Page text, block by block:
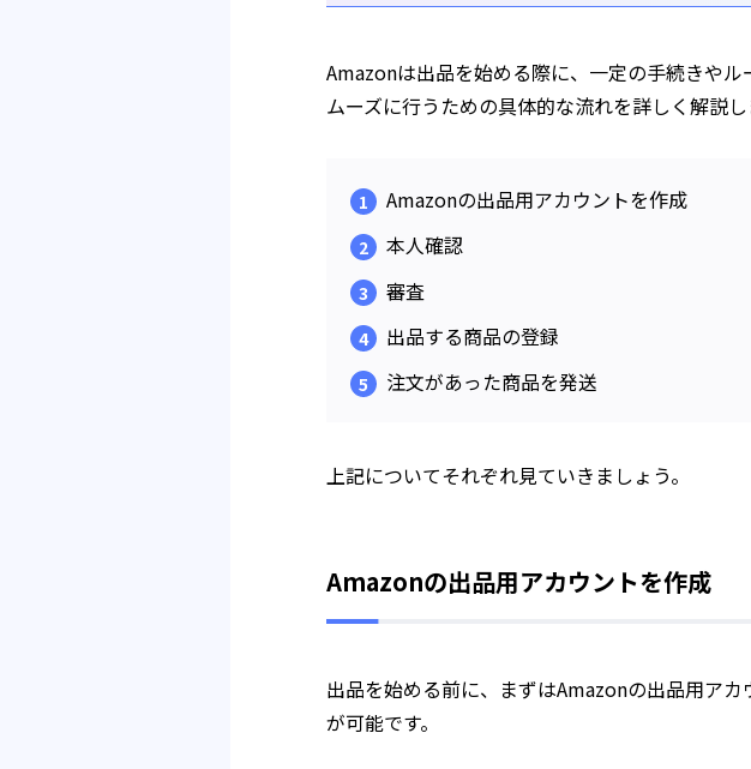
Amazonは出品を始める際に、一定の手続きや
ムーズに行うための具体的な流れを詳しく解説し
Amazonの出品用アカウントを作成
本人確認
審査
出品する商品の登録
注文があった商品を発送
上記についてそれぞれ見ていきましょう。
Amazonの出品用アカウントを作成
出品を始める前に、まずはAmazonの出品用ア
が可能です。